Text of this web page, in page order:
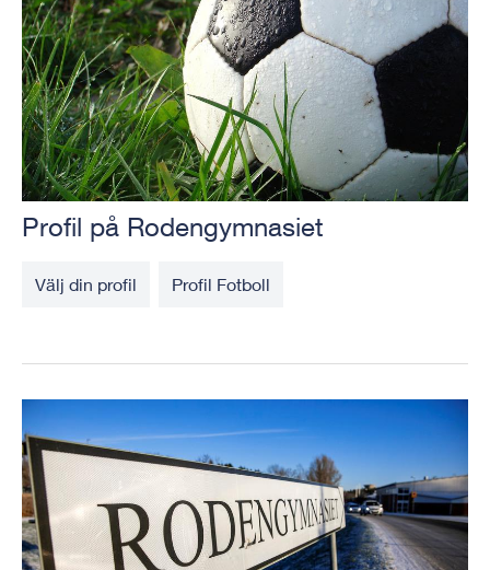
Profil på Rodengymnasiet
Välj din profil Profil Fotboll